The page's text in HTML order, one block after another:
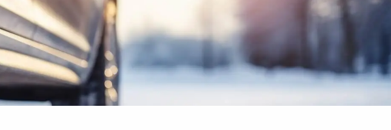
Waar vind ik de maat van mijn banden
Help mij met bestellen